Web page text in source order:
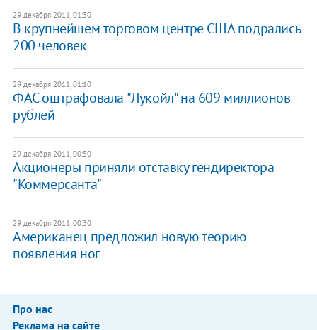
29 декабря 2011, 01:30
В крупнейшем торговом центре США подрались
200 человек
29 декабря 2011, 01:10
ФАС оштрафовала "Лукойл" на 609 миллионов
рублей
29 декабря 2011, 00:50
Акционеры приняли отставку гендиректора
"Коммерсанта"
29 декабря 2011, 00:30
Американец предложил новую теорию
появления ног
Про нас
Реклама на сайте